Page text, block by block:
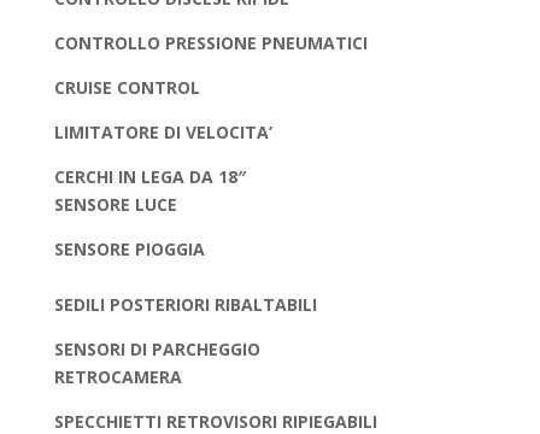
CONTROLLO PRESSIONE PNEUMATICI
CRUISE CONTROL
LIMITATORE DI VELOCITA’
CERCHI IN LEGA DA 18″
SENSORE LUCE
SENSORE PIOGGIA
SEDILI POSTERIORI RIBALTABILI
SENSORI DI PARCHEGGIO
RETROCAMERA
SPECCHIETTI RETROVISORI RIPIEGABILI